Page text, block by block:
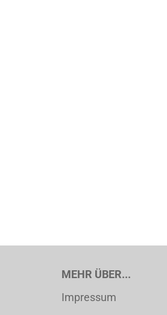
MEHR ÜBER...
Impressum